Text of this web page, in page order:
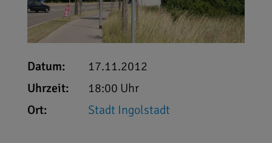
Datum:
17.11.2012
Uhrzeit:
18:00 Uhr
Ort:
Stadt Ingolstadt